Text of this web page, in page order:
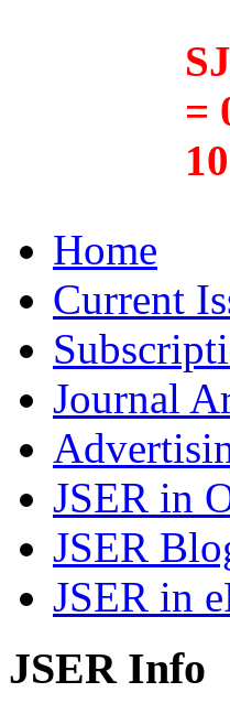
=
10
Home
Current
Journal
JSER in
JSER
JSER in
JSER Info